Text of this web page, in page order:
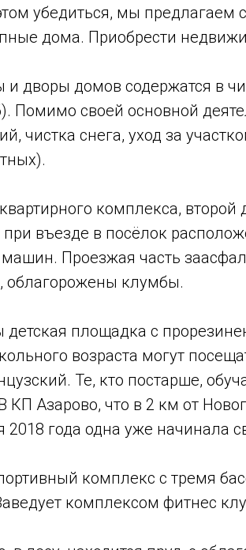
убедиться, мы предлагаем
дома. Приобрести
дворы домов содержатся в
Помимо своей основной
чистка снега, уход за
комплекса, второй
въезде в посёлок
Проезжая часть
облагорожены клумбы.
площадка с
возраста могут
Те, кто постарше,
Азарово, что в 2 км от
года одна уже начинала
комплекс с тремя
комплексом фитнес